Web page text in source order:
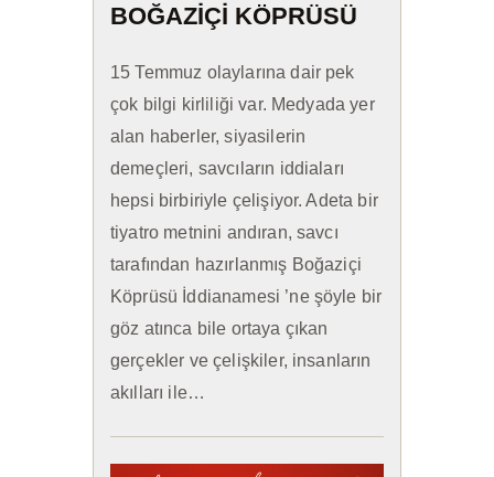
BOĞAZIÇI KÖPRÜSÜ
15 Temmuz olaylarına dair pek
çok bilgi kirliliği var. Medyada yer
alan haberler, siyasilerin
demeçleri, savcıların iddiaları
hepsi birbiriyle çelişiyor. Adeta bir
tiyatro metnini andıran, savcı
tarafından hazırlanmış Boğaziçi
Köprüsü İddianamesi ’ne şöyle bir
göz atınca bile ortaya çıkan
gerçekler ve çelişkiler, insanların
akılları ile…